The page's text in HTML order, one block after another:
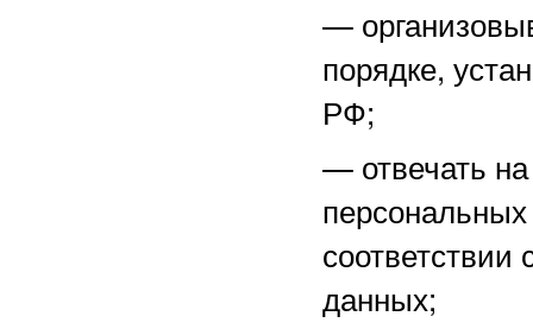
—
порядке,
РФ;
— отвечать
данных;